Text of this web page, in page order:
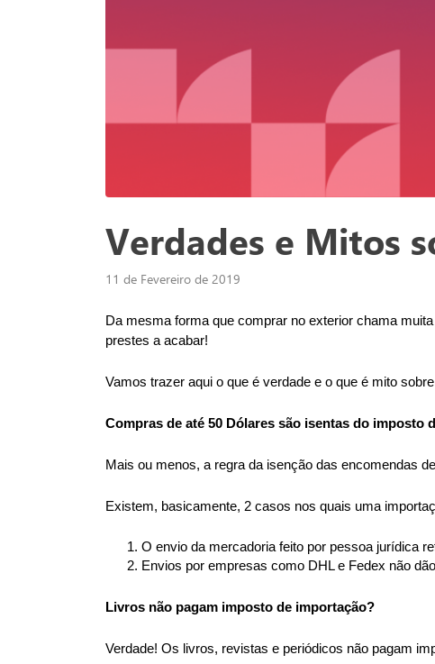
Verdades e Mitos
11 de Fevereiro de 2019
Da mesma forma que comprar no exterior chama
prestes a acabar!
Vamos trazer aqui o que é verdade e o que é mito
Compras de até 50 Dólares são isentas do imposto
Mais ou menos, a regra da isenção das encomendas
Existem, basicamente, 2 casos nos quais uma
O envio da mercadoria feito por pessoa jurídica
Envios por empresas como DHL e Fedex não
Livros não pagam imposto de importação?
Verdade! Os livros, revistas e periódicos não pagam